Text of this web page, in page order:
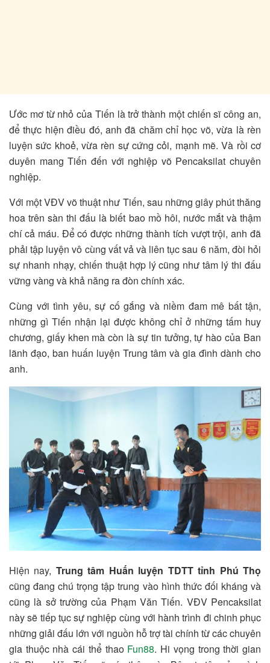
Ước mơ từ nhỏ của Tiến là trở thành một chiến sĩ công an,
để thực hiện điều đó, anh đã chăm chỉ học võ, vừa là rèn
luyện sức khoẻ, vừa rèn sự cứng cỏi, mạnh mẽ. Và rồi cơ
duyên mang Tiến đến với nghiệp võ Pencaksilat chuyên
nghiệp.
Với một VĐV võ thuật như Tiến, sau những giây phút thăng
hoa trên sàn thi đấu là biết bao mồ hôi, nước mắt và thậm
chí cả máu. Để có được những thành tích vượt trội, anh đã
phải tập luyện vô cùng vất vả và liên tục sau 6 năm, đòi hỏi
sự nhanh nhạy, chiến thuật hợp lý cũng như tâm lý thi đấu
vững vàng và khả năng ra đòn chính xác.
Cùng với tình yêu, sự cố gắng và niềm đam mê bất tận,
những gì Tiến nhận lại được không chỉ ở những tấm huy
chương, giấy khen mà còn là sự tin tưởng, tự hào của Ban
lãnh đạo, ban huấn luyện Trung tâm và gia đình dành cho
anh.
Hiện nay, Trung tâm Huấn luyện TDTT tỉnh Phú Thọ
cũng đang chú trọng tập trung vào hình thức đối kháng và
cũng là sở trường của Phạm Văn Tiến. VĐV Pencaksilat
này sẽ tiếp tục sự nghiệp cùng với hành trình đi chinh phục
những giải đấu lớn với nguồn hỗ trợ tài chính từ các chuyên
gia thuộc nhà cái thể thao Fun88. Hi vọng trong thời gian